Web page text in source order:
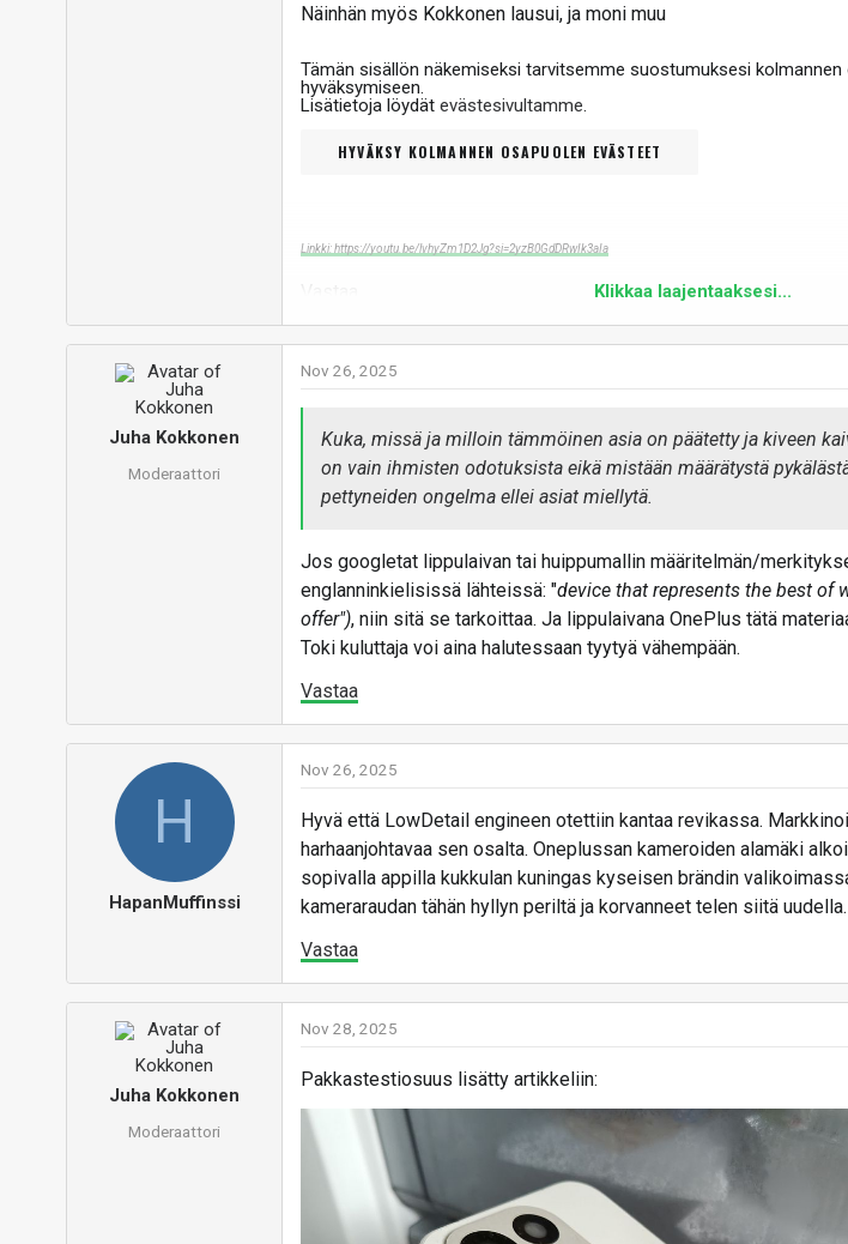
Näinhän myös Kokkonen lausui, ja moni muu
Tämän sisällön näkemiseksi tarvitsemme suostumuksesi kolmannen
hyväksymiseen.
Lisätietoja löydät evästesivultamme.
HYVÄKSY KOLMANNEN OSAPUOLEN EVÄSTEET
Linkki: https://youtu.be/lvhyZm1D2Jg?si=2yzB0GdDRwIk3aIa
Klikkaa laajentaaksesi...
Juha Kokkonen
Moderaattori
Nov 26, 2025
Kuka, missä ja milloin tämmöinen asia on päätetty ja kiveen
on vain ihmisten odotuksista eikä mistään määrätystä
pettyneiden ongelma ellei asiat miellytä.
Jos googletat lippulaivan tai huippumallin määritelmän/
englanninkielisissä lähteissä: "device that represents the best of
offer"), niin sitä se tarkoittaa. Ja lippulaivana OnePlus tätä
Toki kuluttaja voi aina halutessaan tyytyä vähempään.
Vastaa
H
HapanMuffinssi
Nov 26, 2025
Hyvä että LowDetail engineen otettiin kantaa revikassa.
harhaanjohtavaa sen osalta. Oneplussan kameroiden alamäki
sopivalla appilla kukkulan kuningas kyseisen brändin
kameraraudan tähän hyllyn periltä ja korvanneet telen siitä uudella.
Vastaa
Juha Kokkonen
Moderaattori
Nov 28, 2025
Pakkastestiosuus lisätty artikkeliin: